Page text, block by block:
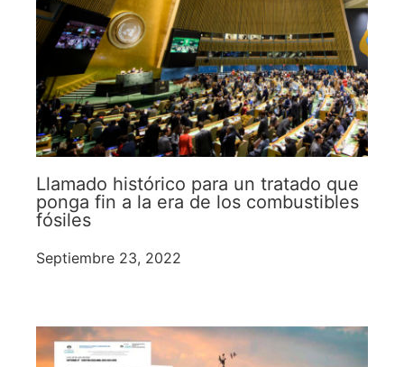
Llamado histórico para un tratado que
ponga fin a la era de los combustibles
fósiles
Septiembre 23, 2022